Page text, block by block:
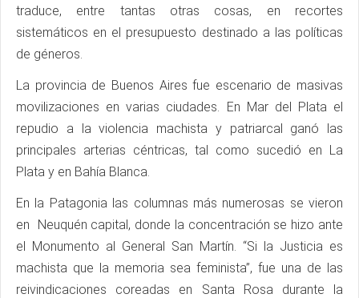
traduce, entre tantas otras cosas, en recortes
sistemáticos en el presupuesto destinado a las políticas
de géneros.
La provincia de Buenos Aires fue escenario de masivas
movilizaciones en varias ciudades. En Mar del Plata el
repudio a la violencia machista y patriarcal ganó las
principales arterias céntricas, tal como sucedió en La
Plata y en Bahía Blanca.
En la Patagonia las columnas más numerosas se vieron
en Neuquén capital, donde la concentración se hizo ante
el Monumento al General San Martín. “Si la Justicia es
machista que la memoria sea feminista”, fue una de las
reivindicaciones coreadas en Santa Rosa durante la